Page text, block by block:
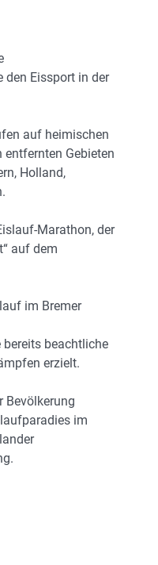
Eissport in der
auf heimischen
Gebieten
Holland,
Marathon, der
auf dem
im Bremer
bereits beachtliche
erzielt.
Bevölkerung
im